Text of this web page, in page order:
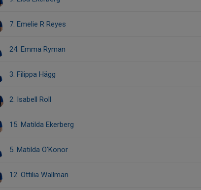
7. Emelie R Reyes
24. Emma Ryman
3. Filippa Hägg
2. Isabell Roll
15. Matilda Ekerberg
5. Matilda O’Konor
12. Ottilia Wallman